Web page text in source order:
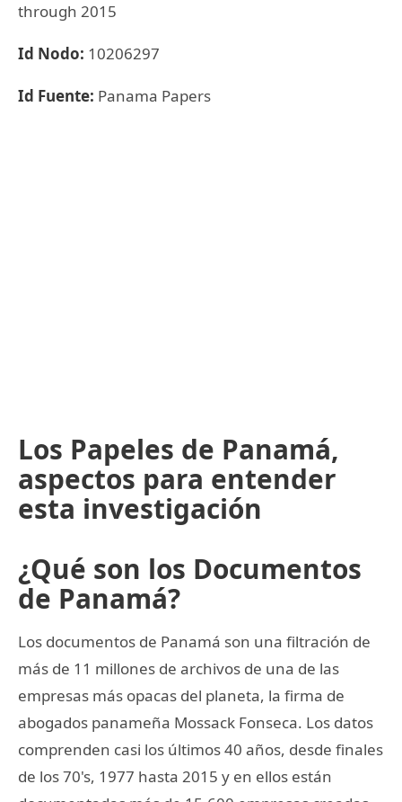
through 2015
Id Nodo: 10206297
Id Fuente: Panama Papers
Los Papeles de Panamá,
aspectos para entender
esta investigación
¿Qué son los Documentos
de Panamá?
Los documentos de Panamá son una filtración de
más de 11 millones de archivos de una de las
empresas más opacas del planeta, la firma de
abogados panameña Mossack Fonseca. Los datos
comprenden casi los últimos 40 años, desde finales
de los 70's, 1977 hasta 2015 y en ellos están